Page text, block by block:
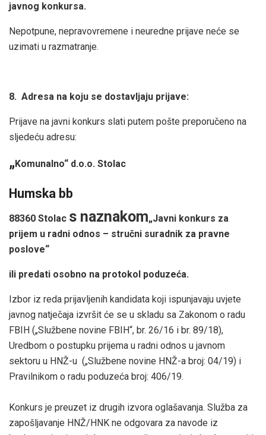
javnog konkursa.
Nepotpune, nepravovremene i neuredne prijave neće se
uzimati u razmatranje.
8. Adresa na koju se dostavljaju prijave:
Prijave na javni konkurs slati putem pošte preporučeno na
sljedeću adresu:
„ Komunalno“ d.o.o. Stolac
Humska bb
88360 Stolac s naznakom„Javni konkurs za
prijem u radni odnos – stručni suradnik za pravne
poslove“
ili predati osobno na protokol poduzeća.
Izbor iz reda prijavljenih kandidata koji ispunjavaju uvjete
javnog natječaja izvršit će se u skladu sa Zakonom o radu
FBIH („Službene novine FBIH“, br. 26/16 i br. 89/18),
Uredbom o postupku prijema u radni odnos u javnom
sektoru u HNŽ-u („Službene novine HNŽ-a broj: 04/19) i
Pravilnikom o radu poduzeća broj: 406/19.
Konkurs je preuzet iz drugih izvora oglašavanja. Služba za
zapošljavanje HNŽ/HNK ne odgovara za navode iz